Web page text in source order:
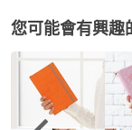
您可能會有興趣